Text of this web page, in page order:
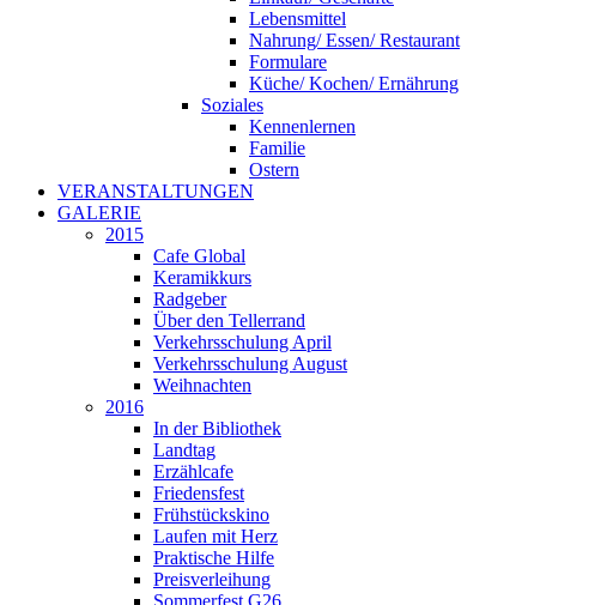
Lebensmittel
Nahrung/ Essen/ Restaurant
Formulare
Küche/ Kochen/ Ernährung
Soziales
Kennenlernen
Familie
Ostern
VERANSTALTUNGEN
GALERIE
2015
Cafe Global
Keramikkurs
Radgeber
Über den Tellerrand
Verkehrsschulung April
Verkehrsschulung August
Weihnachten
2016
In der Bibliothek
Landtag
Erzählcafe
Friedensfest
Frühstückskino
Laufen mit Herz
Praktische Hilfe
Preisverleihung
Sommerfest G26